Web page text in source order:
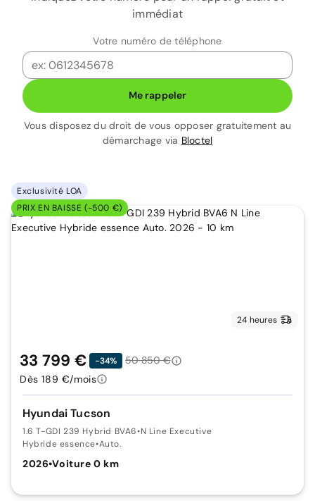
immédiat
Votre numéro de téléphone
Me rappeler
Vous disposez du droit de vous opposer gratuitement au
démarchage via Bloctel
Exclusivité LOA
PRIX EN BAISSE (-500 €)
24 heures
Hyundai Tucson
1.6 T-GDI 239 Hybrid BVA6•N Line Executive
Hybride essence•Auto.
2026•Voiture 0 km
33 799 € -34%
50 850 €
Dès 189 €/mois